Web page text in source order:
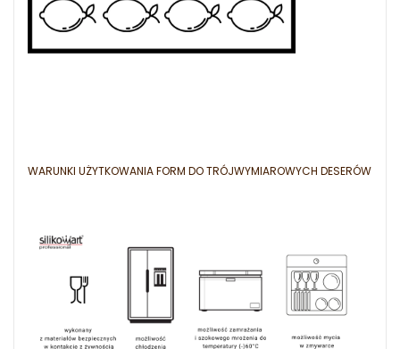
WARUNKI UŻYTKOWANIA FORM DO TRÓJWYMIAROWYCH DESERÓW